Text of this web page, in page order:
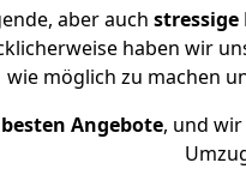
aber auch stressige
haben wir
wie möglich zu machen
Angebote, und